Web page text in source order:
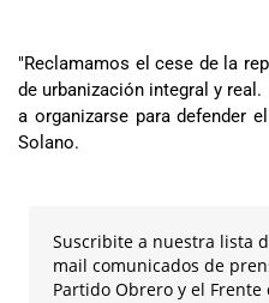
"Reclamamos el cese de la
de urbanización integral y real.
a organizarse para defender
Solano.
Suscribite a nuestra lista
mail comunicados de
Partido Obrero y el Frente